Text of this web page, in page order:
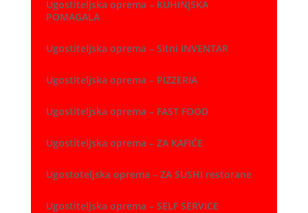
Ugostiteljska oprema – KUHINJSKA
POMAGALA
Ugostiteljska oprema – Sitni INVENTAR
Ugostiteljska oprema – PIZZERIA
Ugostiteljska oprema – FAST FOOD
Ugostiteljska oprema – ZA KAFIĆE
Ugostoteljska oprema – ZA SUSHI restorane
Ugostiteljska oprema – SELF SERVICE